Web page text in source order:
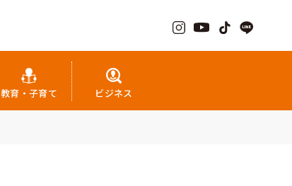
教育・子育て ビジネス